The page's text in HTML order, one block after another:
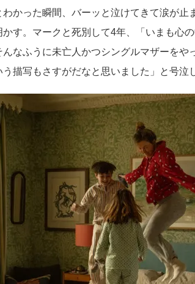
わかった瞬間、バーッと泣けてきて涙が止
かす。マークと死別して4年、「いまも心
んなふうに未亡人かつシングルマザーをや
う描写もさすがだなと思いました」と号泣